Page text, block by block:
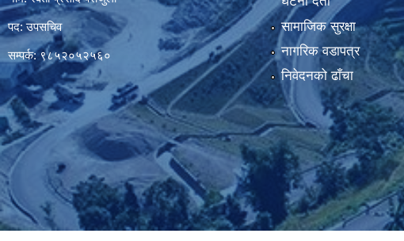
पद: उपसचिव
सम्पर्क: ९८५२०५२५६०
सामाजिक सुरक्षा
नागरिक वडापत्र
निवेदनको ढाँचा